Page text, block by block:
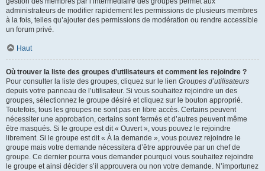
administrateurs de modifier rapidement les permissions de plusieurs membres
à la fois, telles qu’ajouter des permissions de modération ou rendre accessible
un forum privé.
Haut
Où trouver la liste des groupes d’utilisateurs et comment les rejoindre ?
Pour consulter la liste des groupes, cliquez sur le lien Groupes d’utilisateurs
depuis votre panneau de l’utilisateur. Si vous souhaitez rejoindre un des
groupes, sélectionnez le groupe désiré et cliquez sur le bouton approprié.
Toutefois, tous les groupes ne sont pas en libre accès. Certains peuvent
nécessiter une approbation, certains sont fermés et d’autres peuvent même
être masqués. Si le groupe est dit « Ouvert », vous pouvez le rejoindre
librement. Si le groupe est dit « À la demande », vous pouvez rejoindre le
groupe mais votre demande nécessitera d’être approuvée par un chef de
groupe. Ce dernier pourra vous demander pourquoi vous souhaitez rejoindre
le groupe et ainsi décider s’il approuvera ou non votre demande. N’importunez